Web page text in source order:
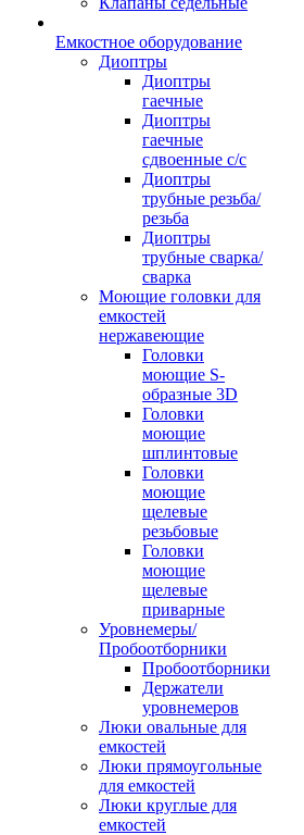
Емкостное оборудование
Диоптры
Диоптры
гаечные
Диоптры
гаечные
сдвоенные c/c
Диоптры
трубные резьба/
резьба
Диоптры
трубные сварка/
сварка
Моющие головки для
емкостей
нержавеющие
Головки
моющие S-
образные 3D
Головки
моющие
шплинтовые
Головки
моющие
щелевые
резьбовые
Головки
моющие
щелевые
приварные
Уровнемеры/
Пробоотборники
Пробоотборники
Держатели
уровнемеров
Люки овальные для
емкостей
Люки прямоугольные
для емкостей
Люки круглые для
емкостей